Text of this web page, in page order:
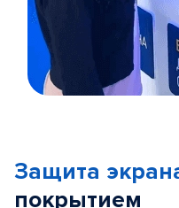
5
Защита
покрытием